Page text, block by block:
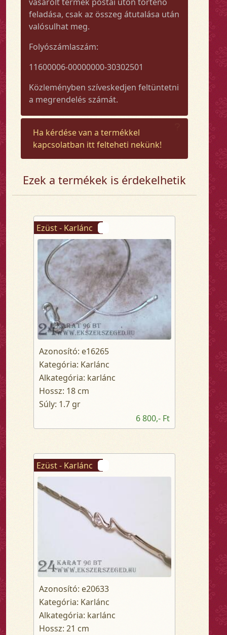
feladása, csak az összeg átutalása után
valósulhat meg.
Folyószámlaszám:
11600006-00000000-30302501
Közleményben szíveskedjen feltüntetni
a megrendelés számát.
Ha kérdése van a termékkel
kapcsolatban itt felteheti nekünk!
Ezek a termékek is érdekelhetik
Ezüst - Karlánc
Azonosító: e16265
Kategória: Karlánc
Alkategória: karlánc
Hossz: 18 cm
Súly: 1.7 gr
6 800,- Ft
Ezüst - Karlánc
Azonosító: e20633
Kategória: Karlánc
Alkategória: karlánc
Hossz: 21 cm